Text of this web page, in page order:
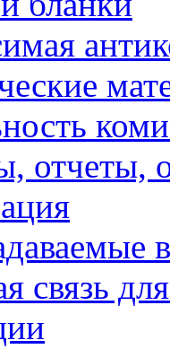
отчеты,
связь